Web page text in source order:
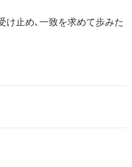
け止め､一致を求めて歩みた